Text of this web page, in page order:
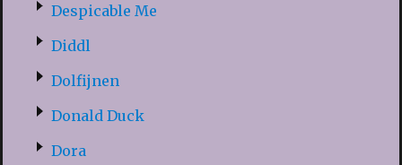
Despicable Me
Diddl
Dolfijnen
Donald Duck
Dora